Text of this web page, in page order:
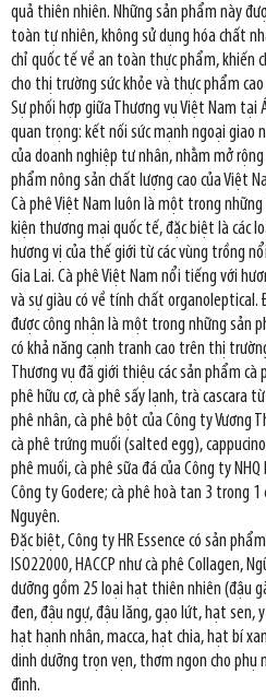
quả thiên nhiên. Những sản phẩm này
toàn tự nhiên, không sử dụng hóa chất
chỉ quốc tế về an toàn thực phẩm, khiến
cho thị trường sức khỏe và thực phẩm cao
Sự phối hợp giữa Thương vụ Việt Nam tại
quan trọng: kết nối sức mạnh ngoại giao
của doanh nghiệp tư nhân, nhằm mở
phẩm nông sản chất lượng cao của Việt
Cà phê Việt Nam luôn là một trong
kiện thương mại quốc tế, đặc biệt là các
hương vị của thế giới từ các vùng trồng
Gia Lai. Cà phê Việt Nam nổi tiếng với
và sự giàu có về tính chất organoleptical.
được công nhận là một trong những sản
có khả năng cạnh tranh cao trên thị
Thương vụ đã giới thiệu các sản phẩm cà
phê hữu cơ, cà phê sấy lạnh, trà cascara
phê nhân, cà phê bột của Công ty Vương
cà phê trứng muối (salted egg),
phê muối, cà phê sữa đá của Công ty
Công ty Godere; cà phê hoà tan 3 trong 1
Nguyên.
Đặc biệt, Công ty HR Essence có sản
ISO22000, HACCP như cà phê Collagen,
dưỡng gồm 25 loại hạt thiên nhiên (đậu
đen, đậu ngự, đậu lăng, gạo lứt, hạt sen,
hạt hạnh nhân, macca, hạt chia, hạt bí
dinh dưỡng trọn vẹn, thơm ngon cho phụ
đình.